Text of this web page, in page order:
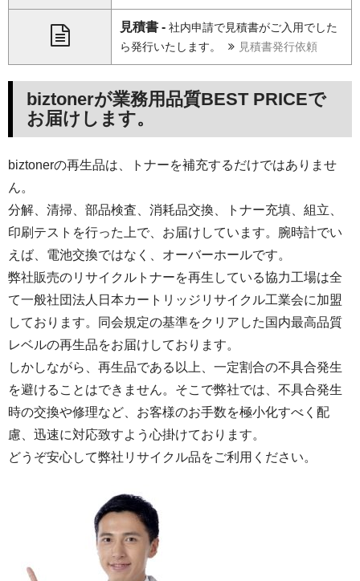
見積書 - 社内申請で見積書がご入用でした
ら発行いたします。
見積書発行依頼
biztonerが業務用品質BEST PRICEで
お届けします。
biztonerの再生品は、トナーを補充するだけではありませ
ん。
分解、清掃、部品検査、消耗品交換、トナー充填、組立、
印刷テストを行った上で、お届けしています。腕時計でい
えば、電池交換ではなく、オーバーホールです。
弊社販売のリサイクルトナーを再生している協力工場は全
て一般社団法人日本カートリッジリサイクル工業会に加盟
しております。同会規定の基準をクリアした国内最高品質
レベルの再生品をお届けしております。
しかしながら、再生品である以上、一定割合の不具合発生
を避けることはできません。そこで弊社では、不具合発生
時の交換や修理など、お客様のお手数を極小化すべく配
慮、迅速に対応致すよう心掛けております。
どうぞ安心して弊社リサイクル品をご利用ください。